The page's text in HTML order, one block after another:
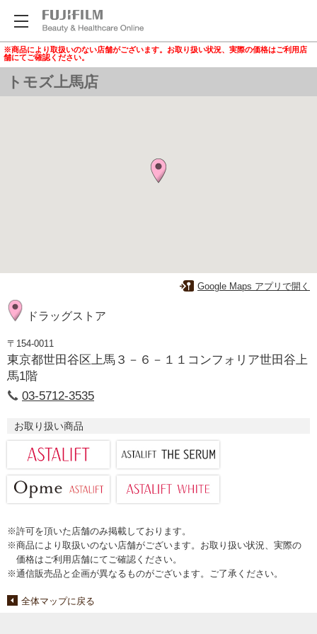
※商品により取扱いのない店舗がございます。お取り扱い状況、実際の価格はご利用店
舗にてご確認ください。
トモズ上馬店
Google Maps アプリで開く
ドラッグストア
〒154-0011
東京都世田谷区上馬３－６－１１コンフォリア世田谷上
馬1階
03-5712-3535
お取り扱い商品
※許可を頂いた店舗のみ掲載しております。
※商品により取扱いのない店舗がございます。お取り扱い状況、実際の
価格はご利用店舗にてご確認ください。
※通信販売品と企画が異なるものがございます。ご了承ください。
全体マップに戻る